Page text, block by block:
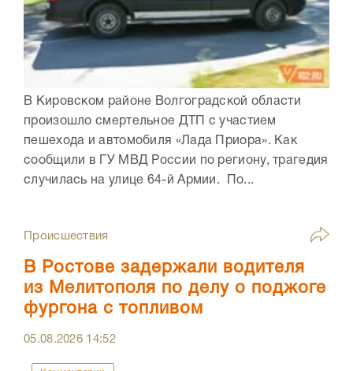
В Кировском районе Волгоградской области
произошло смертельное ДТП с участием
пешехода и автомобиля «Лада Приора». Как
сообщили в ГУ МВД России по региону, трагедия
случилась на улице 64-й Армии. По...
Происшествия
В Ростове задержали водителя
из Мелитополя по делу о поджоге
фургона с топливом
05.08.2026 14:52